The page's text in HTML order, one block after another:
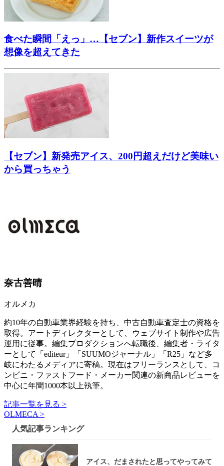
食べた瞬間「えっ」…【セブン】新作スイーツが
想像を超えてきた
【セブン】新発売アイス、200円超えだけど美味い
から買っちゃう
奈古善晴
オルメカ
約10年の自動車業界経験を持ち、中古自動車査定士の資格を
取得。アートディレクターとして、ウェブサイト制作や広告
運用に従事。編集プロダクションへ転職後、編集者・ライタ
ーとして「editeur」「SUUMOジャーナル」「R25」など多
岐にわたるメディアに寄稿。現在はフリーランスとして、コ
ンビニ・ファストフード・メーカー関連の新商品レビューを
中心に年間1000本以上執筆。
記事一覧を見る >
OLMECA >
人気記事ランキング
アイス、だまされたと思ってやってみて